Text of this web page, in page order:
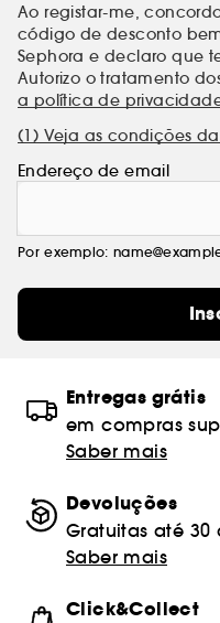
Ao registar-me,
código de desconto
Sephora e declaro que
Autorizo o tratamento
a política de
(1) Veja as condições
Endereço de email
Por exemplo:
Entregas grátis
em compras
Saber mais
Devoluções
Gratuitas até 30
Saber mais
Click&Collect